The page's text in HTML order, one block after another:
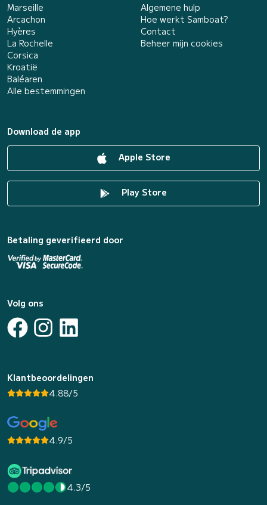
Marseille
Arcachon
Hyères
La Rochelle
Corsica
Kroatië
Baléaren
Alle bestemmingen
Algemene hulp
Hoe werkt Samboat?
Contact
Beheer mijn cookies
Download de app
Apple Store
Play Store
Betaling geverifieerd door
Volg ons
Klantbeoordelingen
4.88/5
4.9/5
4.3/5